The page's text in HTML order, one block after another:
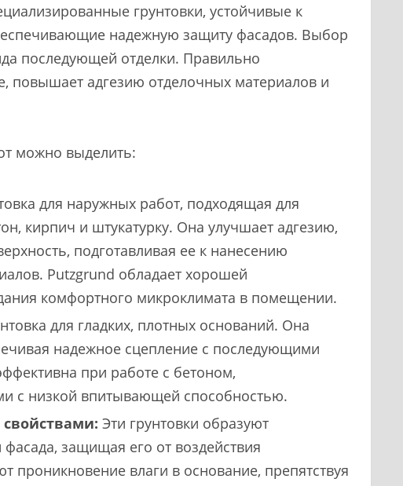
грунтовки, устойчивые к
надежную защиту фасадов. Выбор
последующей отделки. Правильно
повышает адгезию отделочных материалов и
можно выделить:
для наружных работ, подходящая для
кирпич и штукатурку. Она улучшает адгезию,
подготавливая ее к нанесению
Putzgrund обладает хорошей
комфортного микроклимата в помещении.
для гладких, плотных оснований. Она
надежное сцепление с последующими
при работе с бетоном,
с низкой впитывающей способностью.
Эти грунтовки образуют
защищая его от воздействия
влаги в основание, препятствуя